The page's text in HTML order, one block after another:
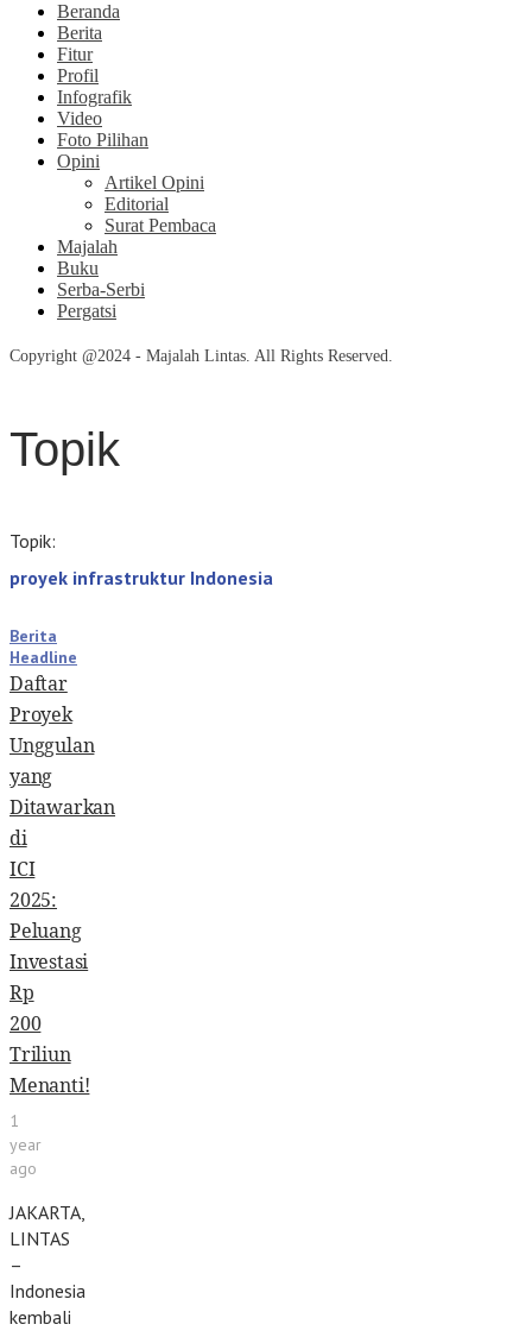
Beranda
Berita
Fitur
Profil
Infografik
Video
Foto Pilihan
Opini
Artikel Opini
Editorial
Surat Pembaca
Majalah
Buku
Serba-Serbi
Pergatsi
Copyright @2024 - Majalah Lintas. All Rights Reserved.
Topik
Topik:
proyek infrastruktur Indonesia
Berita
Headline
Daftar
Proyek
Unggulan
yang
Ditawarkan
di
ICI
2025:
Peluang
Investasi
Rp
200
Triliun
Menanti!
1
year
ago
JAKARTA,
LINTAS
–
Indonesia
kembali